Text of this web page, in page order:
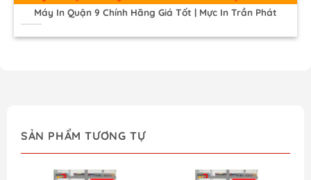
Máy In Quận 9 Chính Hãng Giá Tốt | Mực In Trần Phát
SẢN PHẨM TƯƠNG TỰ